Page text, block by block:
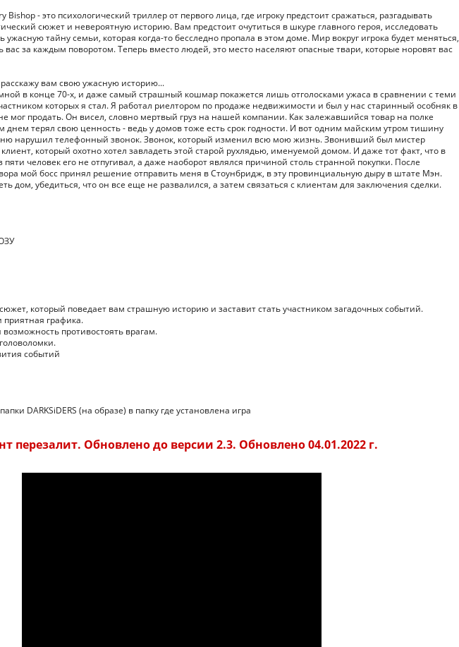
Bishop - это психологический триллер от первого лица, где игроку предстоит сражаться, разгадывать
сюжет и невероятную историю. Вам предстоит очутиться в шкуре главного героя, исследовать
ужасную тайну семьи, которая когда-то бесследно пропала в этом доме. Мир вокруг игрока будет меняться,
вас за каждым поворотом. Теперь вместо людей, это место населяют опасные твари, которые норовят вас
вам свою ужасную историю...
в конце 70-х, и даже самый страшный кошмар покажется лишь отголосками ужаса в сравнении с теми
которых я стал. Я работал риелтором по продаже недвижимости и был у нас старинный особняк в
мог продать. Он висел, словно мертвый груз на нашей компании. Как залежавшийся товар на полке
днем терял свою ценность - ведь у домов тоже есть срок годности. И вот одним майским утром тишину
нарушил телефонный звонок. Звонок, который изменил всю мою жизнь. Звонивший был мистер
который охотно хотел завладеть этой старой рухлядью, именуемой домом. И даже тот факт, что в
человек его не отпугивал, а даже наоборот являлся причиной столь странной покупки. После
мой босс принял решение отправить меня в Стоунбридж, в эту провинциальную дыру в штате Мэн.
дом, убедиться, что он все еще не развалился, а затем связаться с клиентам для заключения сделки.
который поведает вам страшную историю и заставит стать участником загадочных событий.
графика.
противостоять врагам.
событий
DARKSiDERS (на образе) в папку где установлена игра
перезалит. Обновлено до версии 2.3. Обновлено 04.01.2022 г.